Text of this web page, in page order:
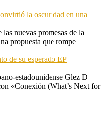
la oscuridad en una
nuevas promesas de la
propuesta que rompe
de su esperado EP
estadounidense Glez D
«Conexión (What’s Next for